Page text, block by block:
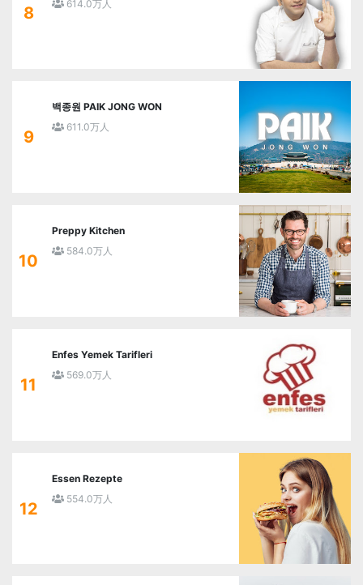
8
614.0万人
9
백종원 PAIK JONG WON
611.0万人
10
Preppy Kitchen
584.0万人
11
Enfes Yemek Tarifleri
569.0万人
12
Essen Rezepte
554.0万人